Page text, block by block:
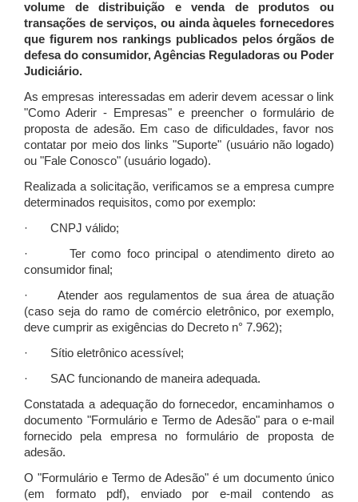
volume de distribuição e venda de produtos ou
transações de serviços, ou ainda àqueles fornecedores
que figurem nos rankings publicados pelos órgãos de
defesa do consumidor, Agências Reguladoras ou Poder
Judiciário.
As empresas interessadas em aderir devem acessar o link
"Como Aderir - Empresas" e preencher o formulário de
proposta de adesão. Em caso de dificuldades, favor nos
contatar por meio dos links "Suporte" (usuário não logado)
ou "Fale Conosco" (usuário logado).
Realizada a solicitação, verificamos se a empresa cumpre
determinados requisitos, como por exemplo:
· CNPJ válido;
· Ter como foco principal o atendimento direto ao
consumidor final;
· Atender aos regulamentos de sua área de atuação
(caso seja do ramo de comércio eletrônico, por exemplo,
deve cumprir as exigências do Decreto n° 7.962);
· Sítio eletrônico acessível;
· SAC funcionando de maneira adequada.
Constatada a adequação do fornecedor, encaminhamos o
documento "Formulário e Termo de Adesão" para o e-mail
fornecido pela empresa no formulário de proposta de
adesão.
O "Formulário e Termo de Adesão" é um documento único
(em formato pdf), enviado por e-mail contendo as